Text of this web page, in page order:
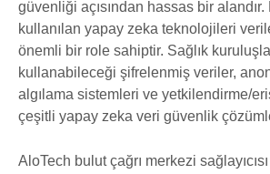
güvenliği açısından hassas bir
kullanılan yapay zeka teknolojileri
önemli bir role sahiptir. Sağlık
kullanabileceği şifrelenmiş veriler,
algılama sistemleri ve yetkilendirme/
çeşitli yapay zeka veri güvenlik
AloTech bulut çağrı merkezi